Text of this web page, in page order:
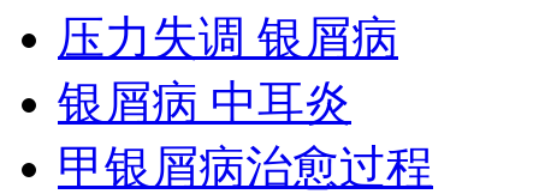
压力失调 银屑病
银屑病 中耳炎
甲银屑病治愈过程